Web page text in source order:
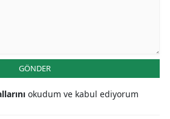
GÖNDER
okudum ve kabul ediyorum